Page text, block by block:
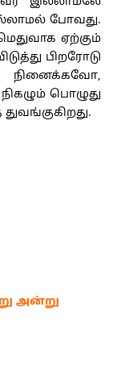
போவது.
ஏற்கும்
பிறரோடு
பொழுது
அன்று